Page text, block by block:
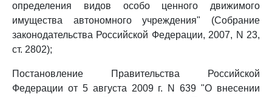
определения видов особо ценного движимого
имущества автономного учреждения" (Собрание
законодательства Российской Федерации, 2007, N 23,
ст. 2802);
Постановление Правительства Российской
Федерации от 5 августа 2009 г. N 639 "О внесении